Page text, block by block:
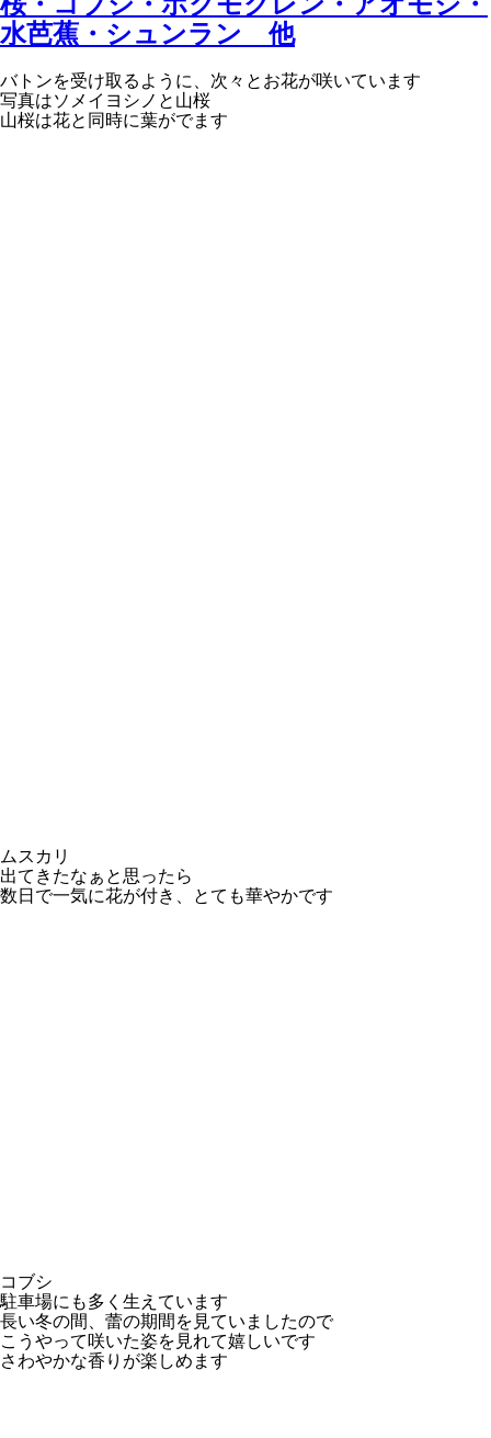
水芭蕉・シュンラン 他
バトンを受け取るように、次々とお花が咲いています
写真はソメイヨシノと山桜
山桜は花と同時に葉がでます
ムスカリ
出てきたなぁと思ったら
数日で一気に花が付き、とても華やかです
コブシ
駐車場にも多く生えています
長い冬の間、蕾の期間を見ていましたので
こうやって咲いた姿を見れて嬉しいです
さわやかな香りが楽しめます